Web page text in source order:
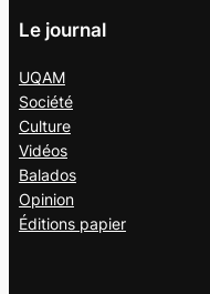
Le journal
UQAM
Société
Culture
Vidéos
Balados
Opinion
Éditions papier